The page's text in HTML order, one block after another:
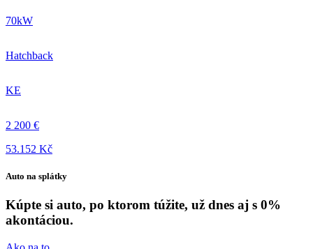
70kW
Hatchback
KE
2 200 €
53.152 Kč
Auto na splátky
Kúpte si auto, po ktorom túžite, už dnes aj s 0%
akontáciou.